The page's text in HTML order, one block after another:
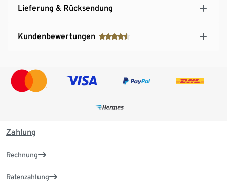
Lieferung & Rücksendung
Kundenbewertungen
Zahlung
Rechnung
Ratenzahlung